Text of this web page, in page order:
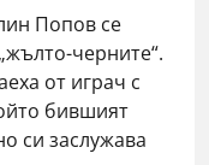
Попов се
черните“.
от играч с
бившият
си заслужава